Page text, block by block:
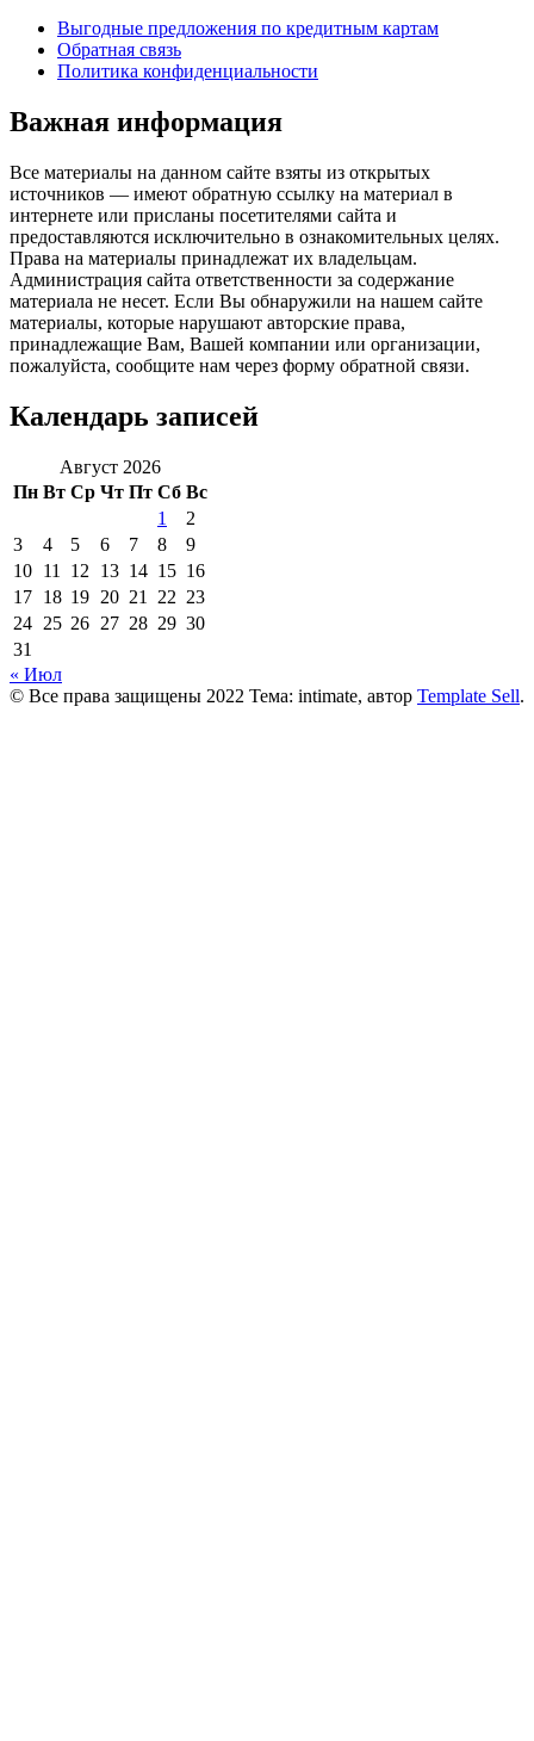
Выгодные предложения по кредитным картам
Обратная связь
Политика конфиденциальности
Важная информация
Все материалы на данном сайте взяты из открытых
источников — имеют обратную ссылку на материал в
интернете или присланы посетителями сайта и
предоставляются исключительно в ознакомительных целях.
Права на материалы принадлежат их владельцам.
Администрация сайта ответственности за содержание
материала не несет. Если Вы обнаружили на нашем сайте
материалы, которые нарушают авторские права,
принадлежащие Вам, Вашей компании или организации,
пожалуйста, сообщите нам через форму обратной связи.
Календарь записей
Август 2026
Пн Вт Ср Чт Пт Сб Вс
1
2
3
4 5 6 7 8
9
10 11 12 13 14 15 16
17 18 19 20 21 22 23
24 25 26 27 28 29 30
31
« Июл
© Все права защищены 2022 Тема: intimate, автор Template Sell.